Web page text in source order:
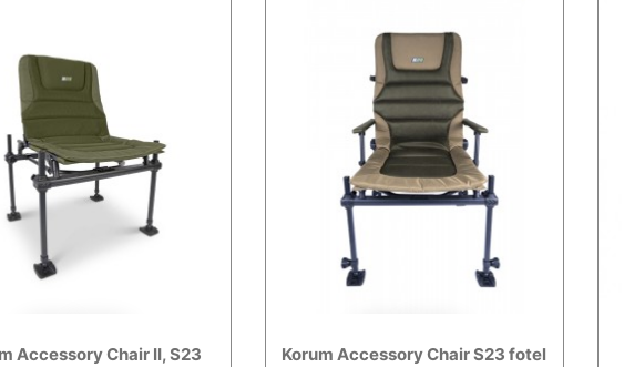
Accessory Chair II, S23
Korum Accessory Chair S23 fotel